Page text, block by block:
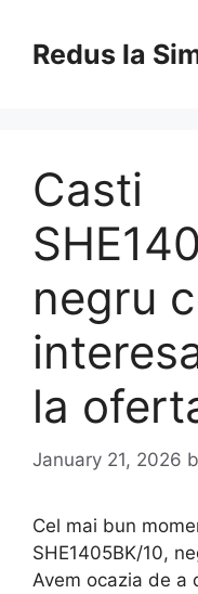
contentRedus la
Casti
negru
la
January 21, 2026
Cel mai bun
SHE1405BK/10,
Avem ocazia de a